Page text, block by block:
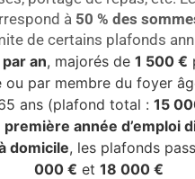
à 50 % des
de certains plafonds
an, majorés de 1 500 €
ou par membre du foyer
ans (plafond total : 15
première année d’emploi
domicile, les plafonds
000 € et 18 000 €